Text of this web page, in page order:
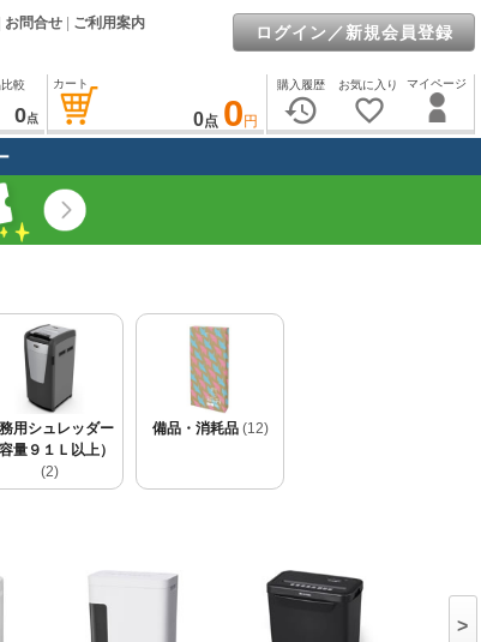
お問合せ ご利用案内 ログイン／新規会員登録
マイページ
お気に入り
favorite_border
購入履歴
history
カート
0点 0 円
較
0点
用シュレッダー
容量９１Ｌ以上）
(2)
備品・消耗品(12)
>